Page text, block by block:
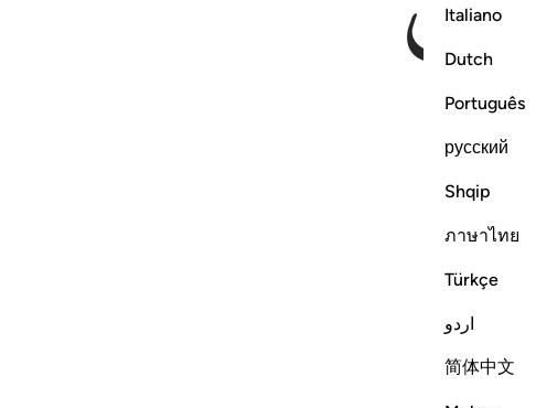
Italiano
Dutch
Português
русский
Shqip
ภาษาไทย
Türkçe
اردو
简体中文